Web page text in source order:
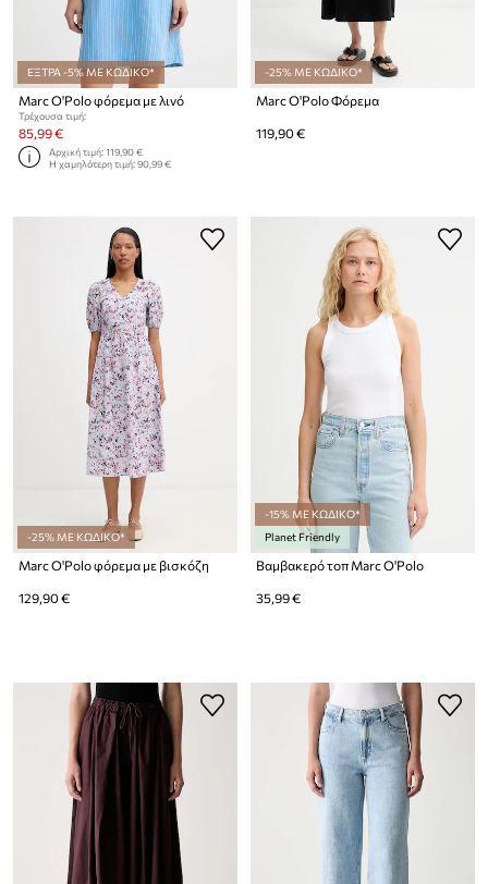
ΕΞΤΡΑ -5% ΜΕ ΚΩΔΙΚΟ*
Marc O'Polo φόρεμα με λινό
Τρέχουσα τιμή:
85,99 €
Αρχική τιμή:119,90 €
Η χαμηλότερη τιμή:90,99 €
-25% ΜΕ ΚΩΔΙΚΟ*
Marc O'Polo Φόρεμα
119,90 €
-25% ΜΕ ΚΩΔΙΚΟ*
Marc O'Polo φόρεμα με βισκόζη
129,90 €
-15% ΜΕ ΚΩΔΙΚΟ*
Planet Friendly
Βαμβακερό τοπ Marc O'Polo
35,99 €